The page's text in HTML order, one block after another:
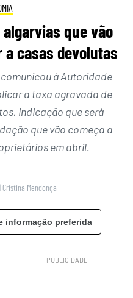
que vão
casas devolutas
à Autoridade
a taxa agravada de
indicação que será
que vão começa a
em abril.
| Cristina Mendonça
informação preferida